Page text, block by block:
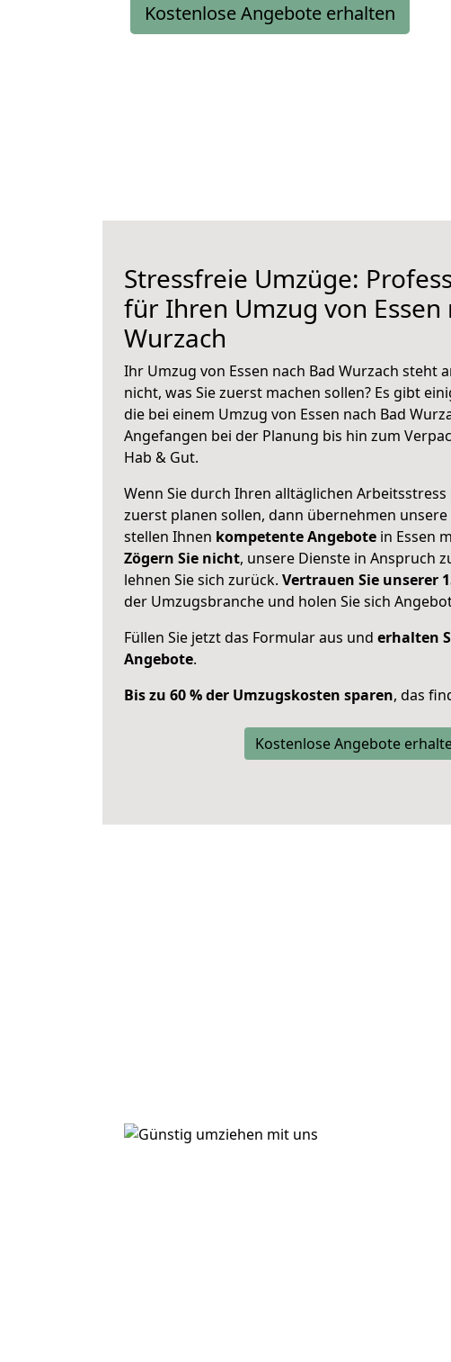
Kostenlose Angebote erhalten
Stressfreie Umzüge:
für Ihren Umzug von Essen
Wurzach
Ihr Umzug von Essen nach Bad Wurzach steht
nicht, was Sie zuerst machen sollen? Es gibt
die bei einem Umzug von Essen nach Bad
Angefangen bei der Planung bis hin zum
Hab & Gut.
Wenn Sie durch Ihren alltäglichen Arbeitsstress
zuerst planen sollen, dann übernehmen
stellen Ihnen kompetente Angebote in Essen
Zögern Sie nicht, unsere Dienste in Anspruch
lehnen Sie sich zurück. Vertrauen Sie unserer
der Umzugsbranche und holen Sie sich
Füllen Sie jetzt das Formular aus und erhalten
Angebote.
Bis zu 60 % der Umzugskosten sparen, das
Kostenlose Angebote